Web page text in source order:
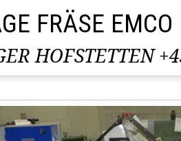
FRÄSE
HOFSTETTEN